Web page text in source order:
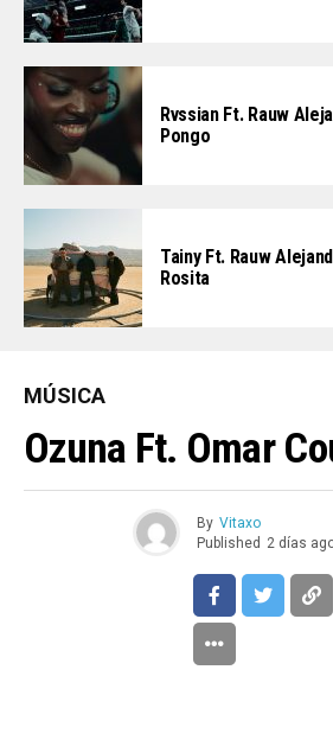
Rvssian Ft. Rauw
Pongo
Tainy Ft. Rauw
Rosita
MÚSICA
Ozuna Ft. Omar
By Vitaxo
Published 2 días